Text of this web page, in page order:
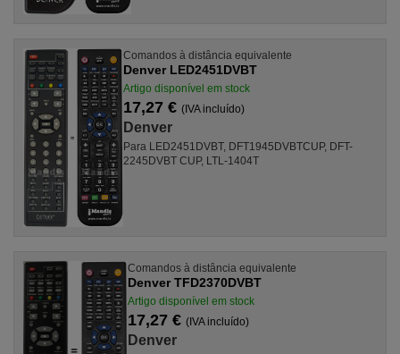
Comandos à distância equivalente
Denver LED2451DVBT
Artigo disponível em stock
17,27 € (IVA incluído)
Denver
Para LED2451DVBT, DFT1945DVBTCUP, DFT-
2245DVBT CUP, LTL-1404T
Comandos à distância equivalente
Denver TFD2370DVBT
Artigo disponível em stock
17,27 €(IVA incluído)
Denver